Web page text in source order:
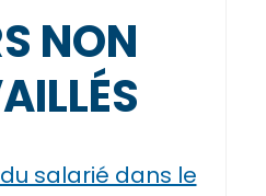
NON
salarié dans le